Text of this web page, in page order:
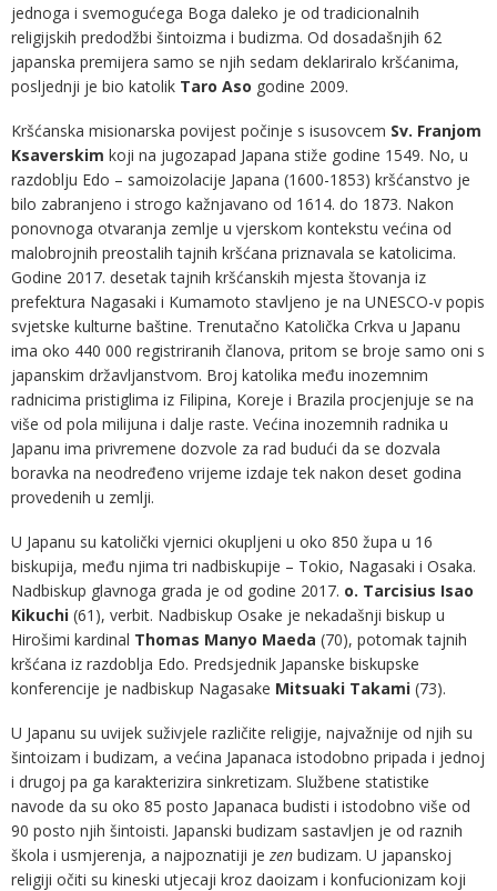
jednoga i svemogućega Boga daleko je od tradicionalnih
religijskih predodžbi šintoizma i budizma. Od dosadašnjih 62
japanska premijera samo se njih sedam deklariralo kršćanima,
posljednji je bio katolik Taro Aso godine 2009.
Kršćanska misionarska povijest počinje s isusovcem Sv. Franjom
Ksaverskim koji na jugozapad Japana stiže godine 1549. No, u
razdoblju Edo – samoizolacije Japana (1600-1853) kršćanstvo je
bilo zabranjeno i strogo kažnjavano od 1614. do 1873. Nakon
ponovnoga otvaranja zemlje u vjerskom kontekstu većina od
malobrojnih preostalih tajnih kršćana priznavala se katolicima.
Godine 2017. desetak tajnih kršćanskih mjesta štovanja iz
prefektura Nagasaki i Kumamoto stavljeno je na UNESCO-v popis
svjetske kulturne baštine. Trenutačno Katolička Crkva u Japanu
ima oko 440 000 registriranih članova, pritom se broje samo oni s
japanskim državljanstvom. Broj katolika među inozemnim
radnicima pristiglima iz Filipina, Koreje i Brazila procjenjuje se na
više od pola milijuna i dalje raste. Većina inozemnih radnika u
Japanu ima privremene dozvole za rad budući da se dozvala
boravka na neodređeno vrijeme izdaje tek nakon deset godina
provedenih u zemlji.
U Japanu su katolički vjernici okupljeni u oko 850 župa u 16
biskupija, među njima tri nadbiskupije – Tokio, Nagasaki i Osaka.
Nadbiskup glavnoga grada je od godine 2017. o. Tarcisius Isao
Kikuchi (61), verbit. Nadbiskup Osake je nekadašnji biskup u
Hirošimi kardinal Thomas Manyo Maeda (70), potomak tajnih
kršćana iz razdoblja Edo. Predsjednik Japanske biskupske
konferencije je nadbiskup Nagasake Mitsuaki Takami (73).
U Japanu su uvijek suživjele različite religije, najvažnije od njih su
šintoizam i budizam, a većina Japanaca istodobno pripada i jednoj
i drugoj pa ga karakterizira sinkretizam. Službene statistike
navode da su oko 85 posto Japanaca budisti i istodobno više od
90 posto njih šintoisti. Japanski budizam sastavljen je od raznih
škola i usmjerenja, a najpoznatiji je zen budizam. U japanskoj
religiji očiti su kineski utjecaji kroz daoizam i konfucionizam koji